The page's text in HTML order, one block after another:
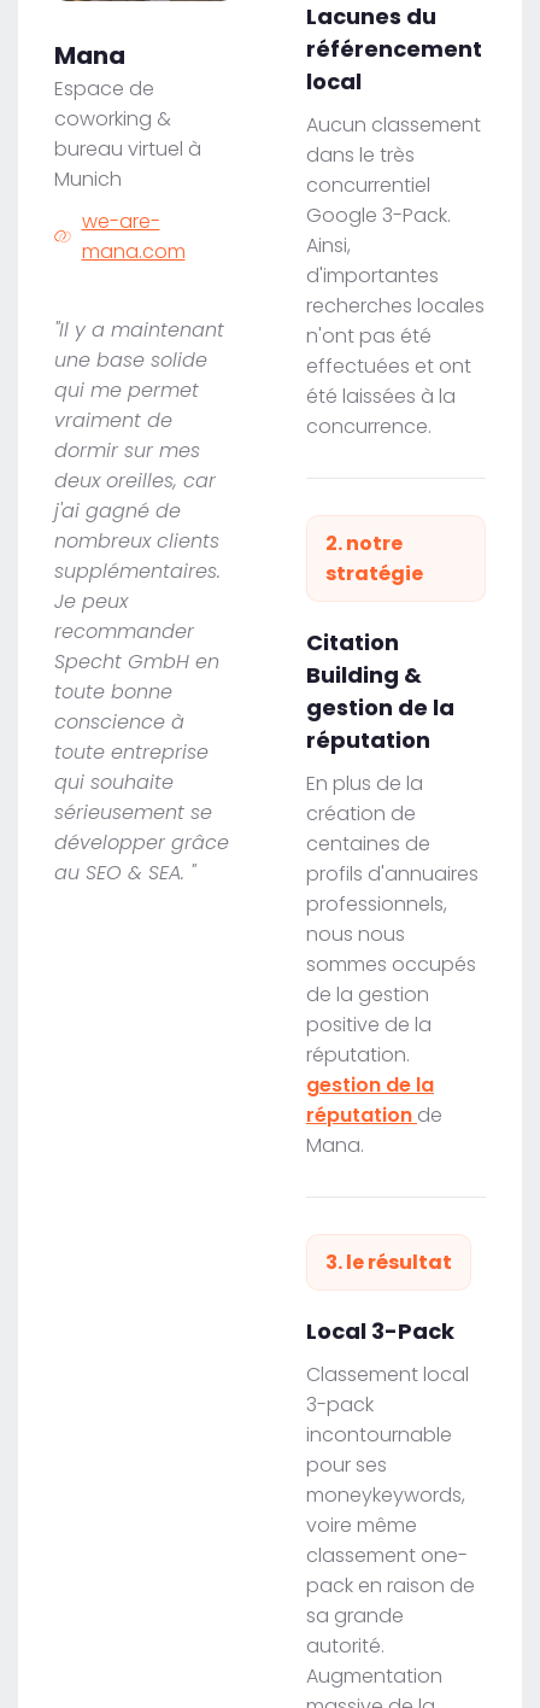
Lacunes du
référencement
local
Aucun classement
dans le très
concurrentiel
Google 3-Pack.
Ainsi,
d'importantes
recherches locales
n'ont pas été
effectuées et ont
été laissées à la
concurrence.
2. notre
stratégie
Citation
Building &
gestion de la
réputation
En plus de la
création de
centaines de
profils d'annuaires
professionnels,
nous nous
sommes occupés
de la gestion
positive de la
réputation.
gestion de la
réputation de
Mana.
3. le résultat
Local 3-Pack
Classement local
3-pack
incontournable
pour ses
moneykeywords,
voire même
classement one-
pack en raison de
sa grande
autorité.
Augmentation
Mana
Espace de
coworking &
bureau virtuel à
Munich
we-are-
mana.com
"Il y a maintenant
une base solide
qui me permet
vraiment de
dormir sur mes
deux oreilles, car
j'ai gagné de
nombreux clients
supplémentaires.
Je peux
recommander
Specht GmbH en
toute bonne
conscience à
toute entreprise
qui souhaite
sérieusement se
développer grâce
au SEO & SEA. "